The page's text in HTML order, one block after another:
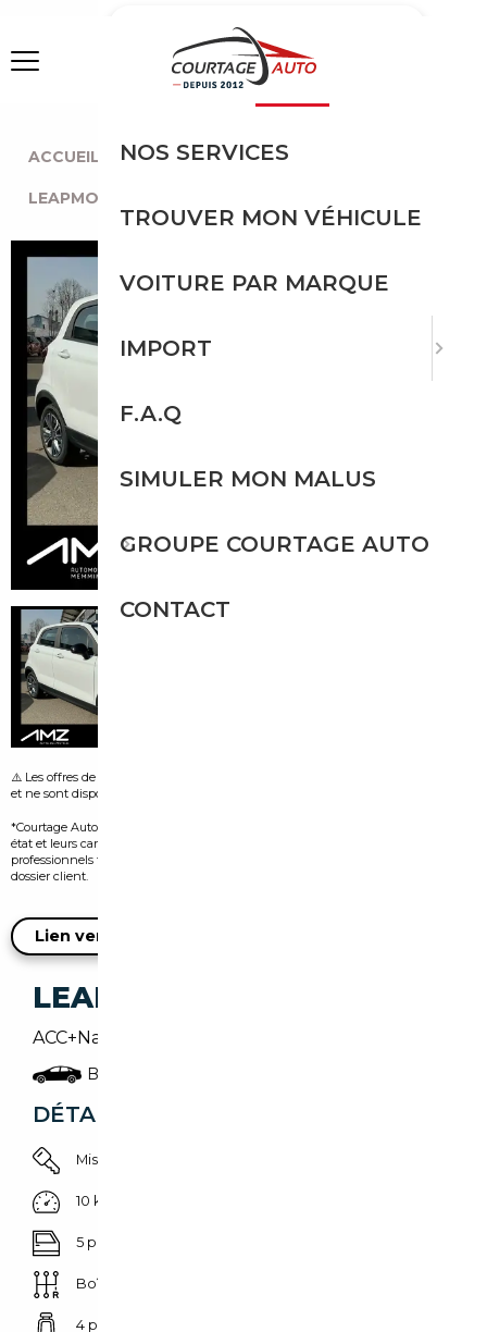
ACCUEIL TOUTES LES MARQUES
LEAPMOTOR
⚠️ Les offres de leasing visibles sur certaines images sont fournies par le vendeur
et ne sont disponibles que dans le pays d’origine de l’annonce.
*Courtage Auto n’est pas vendeur des véhicules présentés. Leur disponibilité, leur
état et leurs caractéristiques dépendent exclusivement des vendeurs
professionnels tiers et doivent être confirmés auprès d’eux lors de l’ouverture du
dossier client.
Lien vers l'annonce du vendeur
LEAPMOTOR T03
ACC+Navi+Panoramadach+Kam.+KeyLess
Berline
DÉTAILS DU VÉHICULE
Mise en circulation 08/08/2026
10 km
5 portes
Boîte automatique
4 places
MENU
NOS SERVICES
TROUVER MON VÉHICULE
VOITURE PAR MARQUE
IMPORT
F.A.Q
SIMULER MON MALUS
GROUPE COURTAGE AUTO
CONTACT